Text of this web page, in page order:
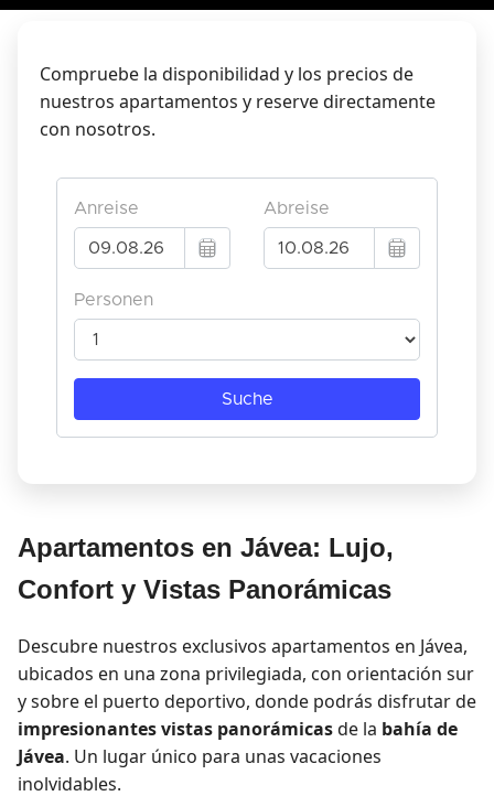
Compruebe la disponibilidad y los precios de
nuestros apartamentos y reserve directamente
con nosotros.
Apartamentos en Jávea: Lujo,
Confort y Vistas Panorámicas
Descubre nuestros exclusivos apartamentos en Jávea,
ubicados en una zona privilegiada, con orientación sur
y sobre el puerto deportivo, donde podrás disfrutar de
impresionantes vistas panorámicasde la bahía de
Jávea. Un lugar único para unas vacaciones
inolvidables.